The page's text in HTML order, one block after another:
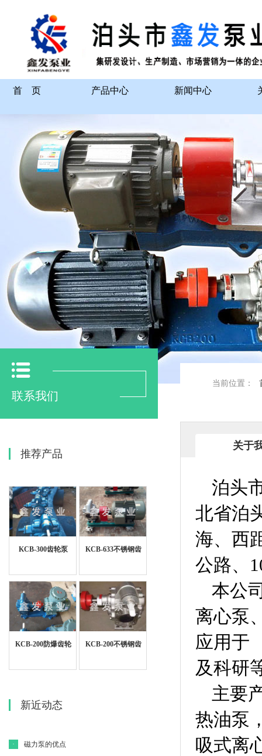
首 页 产品中心 新闻中心
联系我们
推荐产品
KCB-300齿轮泵
KCB-633不锈钢齿
KCB-200防爆齿轮
KCB-200不锈钢齿
新近动态
· 磁力泵的优点
当前位置：
关于
泊头
北省泊
海、西
公路、
本公
离心泵
应用于
及科研
主要
热油泵
吸式离